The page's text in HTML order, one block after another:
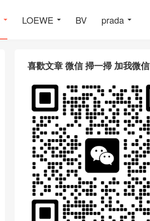
LOEWE BV prada
喜歡文章 微信 掃一掃 加我微信